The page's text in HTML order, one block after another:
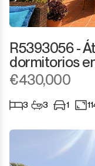
R5393056 -
dormitorios
€430,000
3 3 1